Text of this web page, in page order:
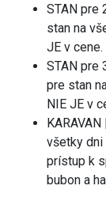
STAN pre
stan na
JE v cene.
STAN pre
pre stan
NIE JE v
všetky dni
prístup k
bubon a